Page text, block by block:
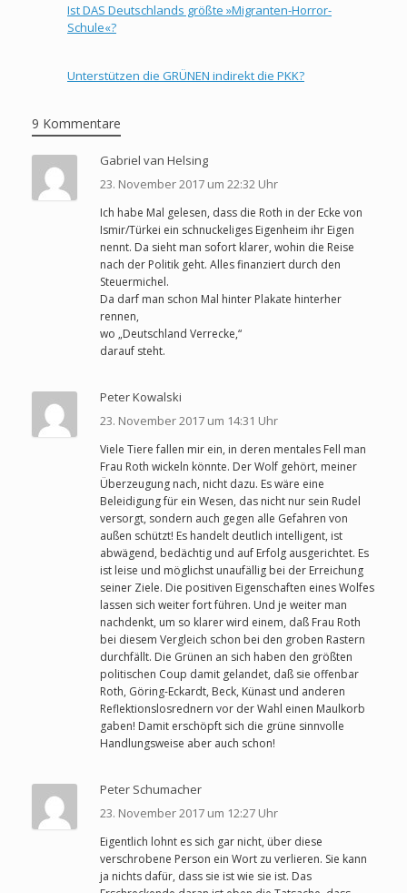
Ist DAS Deutschlands größte »Migranten-Horror-
Schule«?
Unterstützen die GRÜNEN indirekt die PKK?
9 Kommentare
Gabriel van Helsing
23. November 2017 um 22:32 Uhr
Ich habe Mal gelesen, dass die Roth in der Ecke von
Ismir/Türkei ein schnuckeliges Eigenheim ihr Eigen
nennt. Da sieht man sofort klarer, wohin die Reise
nach der Politik geht. Alles finanziert durch den
Steuermichel.
Da darf man schon Mal hinter Plakate hinterher
rennen,
wo „Deutschland Verrecke,“
darauf steht.
Peter Kowalski
23. November 2017 um 14:31 Uhr
Viele Tiere fallen mir ein, in deren mentales Fell man
Frau Roth wickeln könnte. Der Wolf gehört, meiner
Überzeugung nach, nicht dazu. Es wäre eine
Beleidigung für ein Wesen, das nicht nur sein Rudel
versorgt, sondern auch gegen alle Gefahren von
außen schützt! Es handelt deutlich intelligent, ist
abwägend, bedächtig und auf Erfolg ausgerichtet. Es
ist leise und möglichst unaufällig bei der Erreichung
seiner Ziele. Die positiven Eigenschaften eines Wolfes
lassen sich weiter fort führen. Und je weiter man
nachdenkt, um so klarer wird einem, daß Frau Roth
bei diesem Vergleich schon bei den groben Rastern
durchfällt. Die Grünen an sich haben den größten
politischen Coup damit gelandet, daß sie offenbar
Roth, Göring-Eckardt, Beck, Künast und anderen
Reflektionslosrednern vor der Wahl einen Maulkorb
gaben! Damit erschöpft sich die grüne sinnvolle
Handlungsweise aber auch schon!
Peter Schumacher
23. November 2017 um 12:27 Uhr
Eigentlich lohnt es sich gar nicht, über diese
verschrobene Person ein Wort zu verlieren. Sie kann
ja nichts dafür, dass sie ist wie sie ist. Das